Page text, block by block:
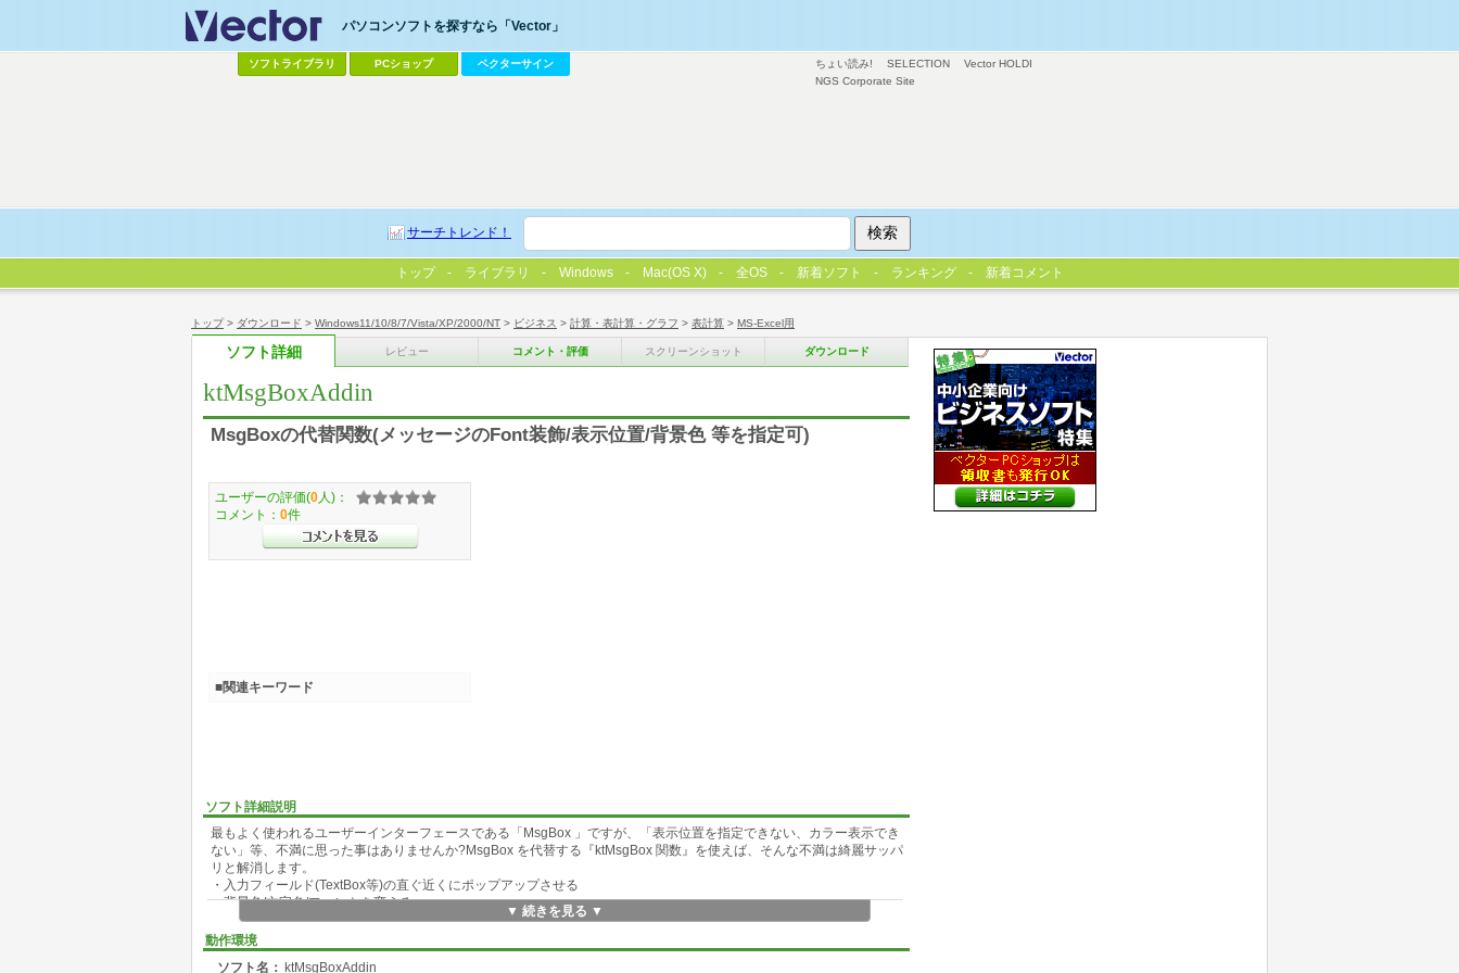
トップ> ダウンロード > Windows11/10/8/7/Vista/XP/2000/NT > ビジネス > 計算・表計算・グラフ > 表計算 > MS-Excel用
ソフト詳細 レビュー コメント・評価 スクリーンショット ダウンロード
ktMsgBoxAddin
MsgBoxの代替関数(メッセージのFont装飾/表示位置/背景色 等を指定可)
ソフト詳細説明
最もよく使われるユーザーインターフェースである「MsgBox 」ですが、「表示位置を指定できない、カラー表示でき
ない」等、不満に思った事はありませんか?MsgBox を代替する『ktMsgBox 関数』を使えば、そんな不満は綺麗サッパ
リと解消します。
・入力フィールド(TextBox等)の直ぐ近くにポップアップさせる
・背景色/文字色/フォントを変える
・1行ごとに文字色/フォントを変える
・チャイムを鳴らして、オペレーターへ注意を喚起する
『ktMsgBox 関数』では、こんな事は朝飯前(その他にも多くの機能があります)です。使い方は「MsgBox 」に倣ってい
▼ 続きを見る ▼
動作環境
ソフト名： ktMsgBoxAddin
ユーザーの評価(0 人)：
コメント： 0件
■関連キーワード
ちょい読み! SELECTION
Vector HOLDI
NGS Corporate Site
パソコンソフトを探すなら「Vector」
ソフトライブラリ PCショップ ベクターサイン
サーチトレンド！
トップ ライブラリ Windows Mac(OS X) 全OS 新着ソフト ランキング 新着コメント